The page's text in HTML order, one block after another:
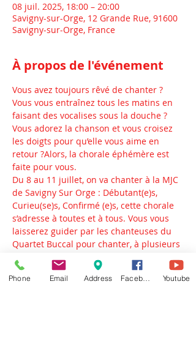
08 juil. 2025, 18:00 – 20:00
Savigny-sur-Orge, 12 Grande Rue, 91600
Savigny-sur-Orge, France
À propos de l'événement
Vous avez toujours rêvé de chanter ?
Vous vous entraînez tous les matins en
faisant des vocalises sous la douche ?
Vous adorez la chanson et vous croisez
les doigts pour qu’elle vous aime en
retour ?Alors, la chorale éphémère est
faite pour vous.
Du 8 au 11 juillet, on va chanter à la MJC
de Savigny Sur Orge : Débutant(e)s,
Curieu(se)s, Confirmé (e)s, cette chorale
s’adresse à toutes et à tous. Vous vous
laisserez guider par les chanteuses du
Quartet Buccal pour chanter, à plusieurs
voix, un répertoire de chansons a capella.
Les répétitions sont basées sur l’humour
et le plaisir, pas besoin de partitions, ni
Phone Email Address Youtube